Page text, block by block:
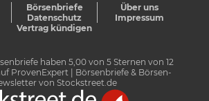
Börsenbriefe
Über uns
Datenschutz
Impressum
Vertrag kündigen
haben 5,00von 5Sternen von 12
ProvenExpert
| Börsenbriefe & Börsen-
von Stockstreet.de